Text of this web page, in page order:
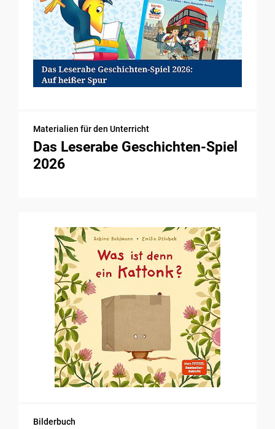
Materialien für den Unterricht
Das Leserabe Geschichten-Spiel
2026
Bilderbuch